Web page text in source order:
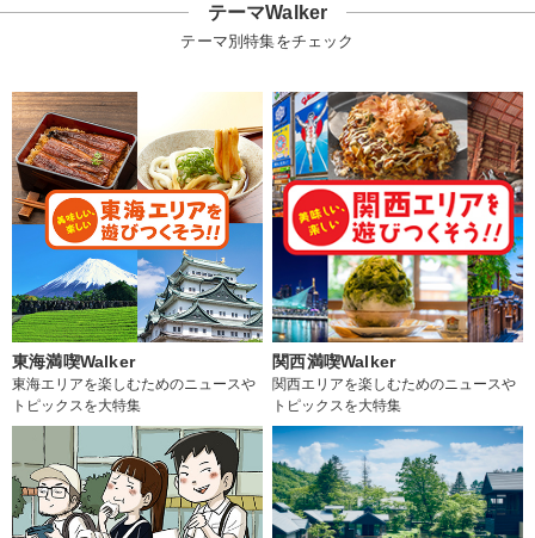
テーマWalker
テーマ別特集をチェック
東海満喫Walker
東海エリアを楽しむためのニュースや
トピックスを大特集
関西満喫Walker
関西エリアを楽しむためのニュースや
トピックスを大特集